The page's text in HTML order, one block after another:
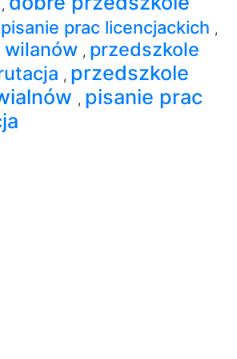
,
pisanie prac licencjackich ,
, przedszkole
, przedszkole
, pisanie prac